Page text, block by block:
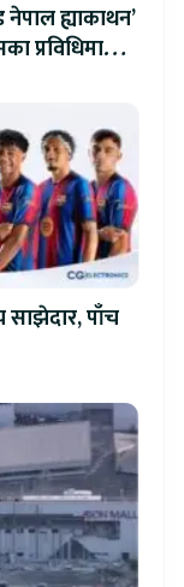
ह्याकाथन’
प्रविधिमा
साझेदार, पाँच